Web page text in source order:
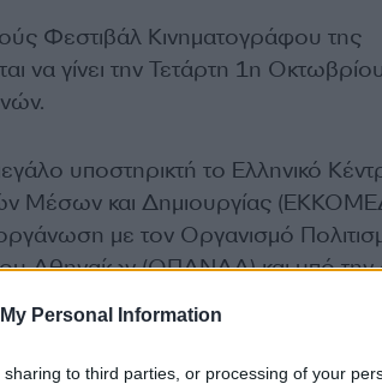
Personal Information
to third parties, or processing of your
Φεστιβάλ Κινηματογράφου της
να γίνει την Τετάρτη 1η Οκτωβρίου
υποστηρικτή το Ελληνικό
Μέσων και Δημιουργίας
με τον Οργανισμό
Αθηναίων (ΟΠΑΝΔΑ) και υπό την
Πολιτισμού, θα